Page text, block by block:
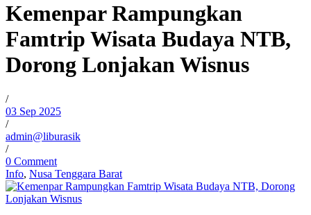
Kemenpar Rampungkan
Famtrip Wisata Budaya NTB,
Dorong Lonjakan Wisnus
/
03 Sep 2025
/
admin@liburasik
/
0 Comment
Info, Nusa Tenggara Barat